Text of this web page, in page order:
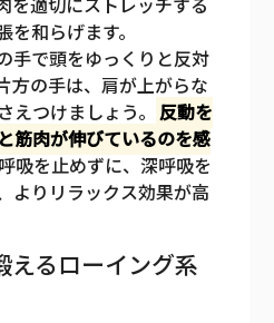
を適切にストレッチする
を和らげます。
手で頭をゆっくりと反対
方の手は、肩が上がらな
えつけましょう。 反動を
筋肉が伸びているのを感
呼吸を止めずに、深呼吸を
よりリラックス効果が高
えるローイング系